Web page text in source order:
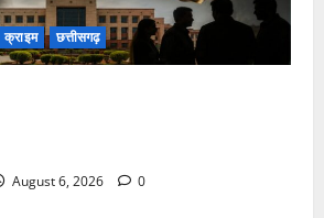
क्राइम छत्तीसगढ़
August 6, 2026 0